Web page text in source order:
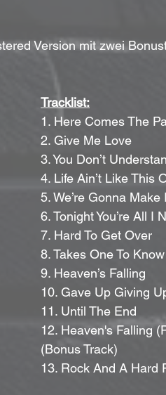
Version mit zwei
Tracklist:
1. Here Comes The
2. Give Me Love
3. You Don’t
4. Life Ain’t Like This
5. We’re Gonna Make
6. Tonight You’re All I
7. Hard To Get Over
8. Takes One To
9. Heaven’s Falling
10. Gave Up Giving
11. Until The End
12. Heaven's Falling
(Bonus Track)
13. Rock And A Hard